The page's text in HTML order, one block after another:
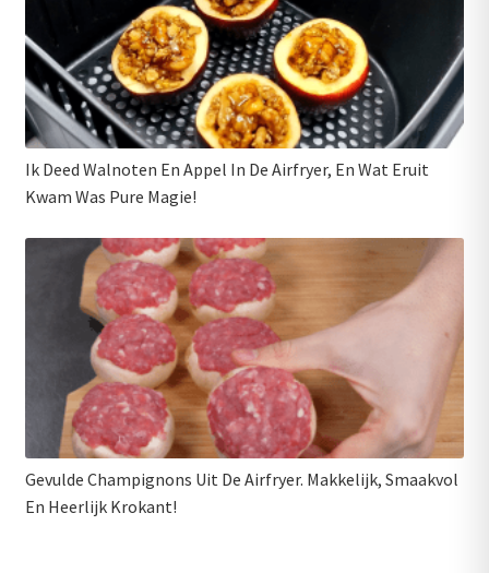
Ik Deed Walnoten En Appel In De Airfryer, En Wat Eruit
Kwam Was Pure Magie!
Gevulde Champignons Uit De Airfryer. Makkelijk, Smaakvol
En Heerlijk Krokant!